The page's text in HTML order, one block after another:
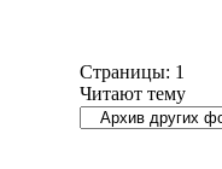
Страницы: 1
Читают тему